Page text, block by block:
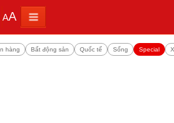
AA
hàng Bất động sản Quốc tế Sống Special